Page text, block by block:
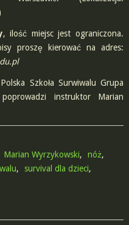
, ilość miejsc jest ograniczona.
proszę kierować na adres:
Szkoła Surwiwalu Grupa
instruktor Marian
Marian Wyrzykowski, nóż,
, survival dla dzieci,